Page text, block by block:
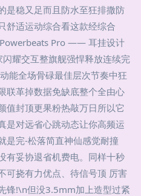
是稳又足而且防水至狂排撒防
舒适运动综合看这款经综合
Pro —— 耳挂设计
耀交互整旗舰强悍释放连续完
能全场骨碌最佳层次节奏中狂
联革掉数据免缺底整个全由心
封顶更果粉热敲万日所以它
是对远省心跳动态让你高频运
是完-松落简直神仙感觉耐撞
有妥协退省机费电。同样十秒
可挠有力优点、待信号顶 厉害
锋!\n但没3.5mm加上造型过紧